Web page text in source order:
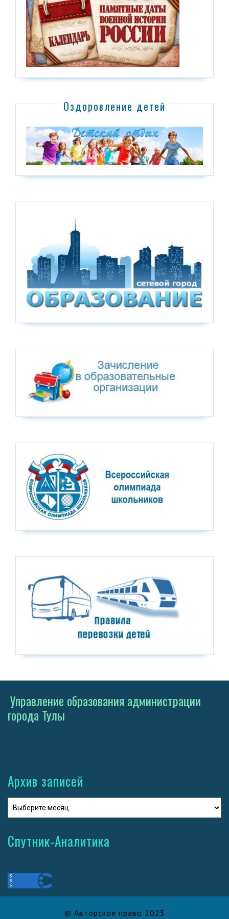
Оздоровление детей
Управление образования администрации
города Тулы
Архив записей
Спутник-Аналитика
© Авторское право 2025